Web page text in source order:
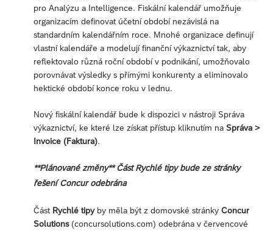
pro Analýzu a Intelligence. Fiskální kalendář umožňuje
organizacím definovat účetní období nezávislá na
standardním kalendářním roce. Mnohé organizace definují
vlastní kalendáře a modelují finanční výkaznictví tak, aby
reflektovalo různá roční období v podnikání, umožňovalo
porovnávat výsledky s přímými konkurenty a eliminovalo
hektické období konce roku v lednu.
Nový fiskální kalendář bude k dispozici v nástroji Správa
výkaznictví, ke které lze získat přístup kliknutím na Správa >
Invoice (Faktura).
**Plánované změny** Část Rychlé tipy bude ze stránky
řešení Concur odebrána
Část Rychlé tipyby měla být z domovské stránky Concur
Solutions(concursolutions.com) odebrána v červencové